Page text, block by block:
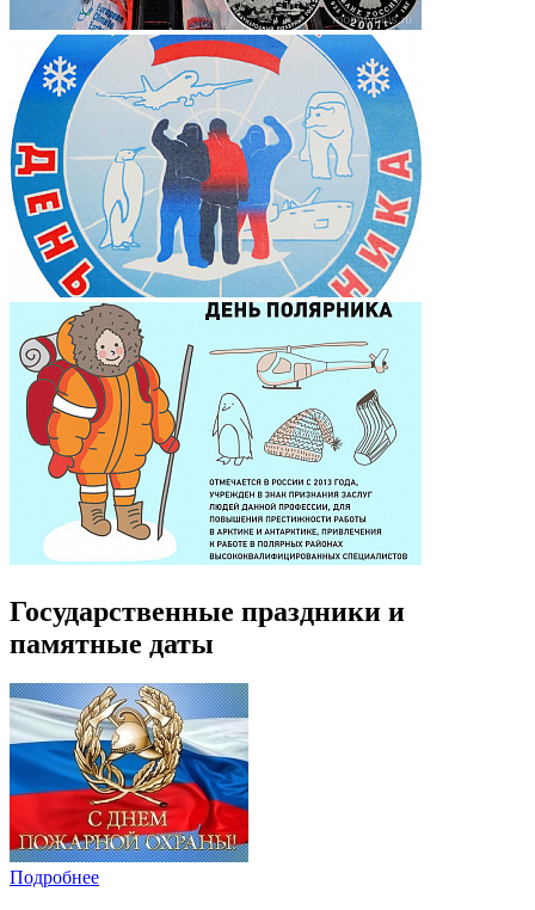
Государственные праздники и
памятные даты
Подробнее